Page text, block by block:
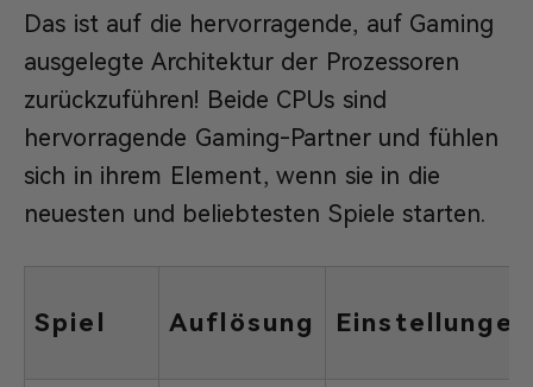
Das ist auf die hervorragende, auf Gaming
ausgelegte Architektur der Prozessoren
zurückzuführen! Beide CPUs sind
hervorragende Gaming-Partner und fühlen
sich in ihrem Element, wenn sie in die
neuesten und beliebtesten Spiele starten.
Spiel Auflösung Einstellungen